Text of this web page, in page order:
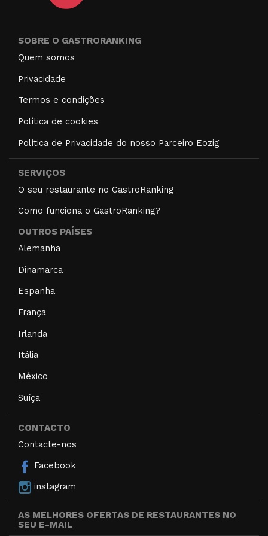
SOBRE O GASTRORANKING
Quem somos
Privacidade
Termos e condições
Política de cookies
Política de Privacidade do nosso Parceiro Eozig
SERVIÇOS
O seu restaurante no GastroRanking
Como funciona o GastroRanking?
OUTROS PAÍSES
Alemanha
Dinamarca
Espanha
França
Irlanda
Itália
México
Suíça
CONTACTO
Contacte-nos
Facebook
instagram
AS MELHORES OFERTAS DE RESTAURANTES NO
SEU E-MAIL